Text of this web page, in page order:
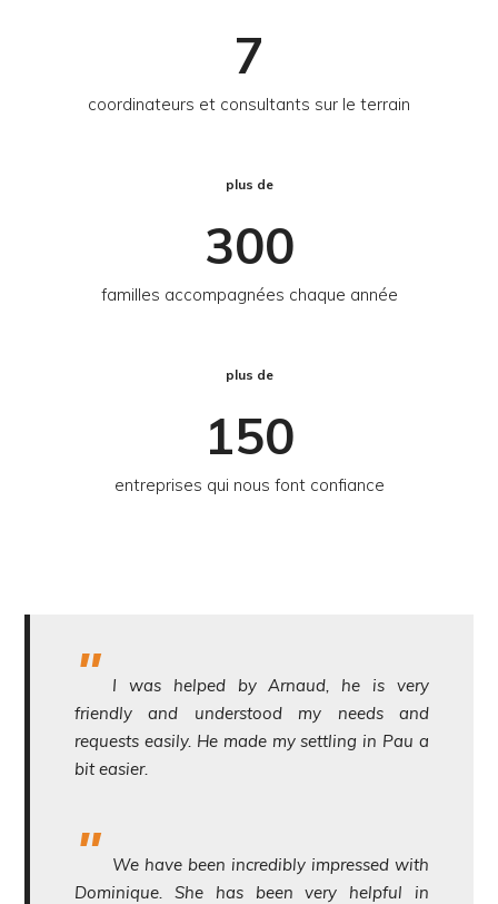
7
coordinateurs et consultants sur le terrain
plus de
300
familles accompagnées chaque année
plus de
150
entreprises qui nous font confiance
I was helped by Arnaud, he is very
friendly and understood my needs and
requests easily. He made my settling in Pau a
bit easier.
We have been incredibly impressed with
Dominique. She has been very helpful in